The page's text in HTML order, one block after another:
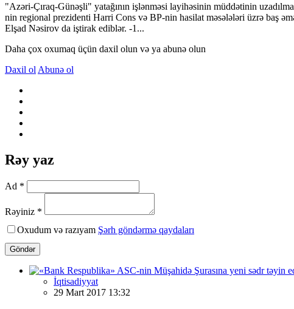
"Azəri-Çıraq-Günəşli" yatağının işlənməsi layihəsinin müddətinin
nin regional prezidenti Harri Cons və BP-nin hasilat məsələləri üzrə baş
Elşad Nəsirov da iştirak ediblər. -1...
Daha çox oxumaq üçün daxil olun və ya abunə olun
Daxil ol Abunə ol
Rəy yaz
Ad *
Rəyiniz *
Oxudum və razıyam Şərh göndərmə qaydaları
Göndər
İqtisadiyyat
29 Mart 2017 13:32